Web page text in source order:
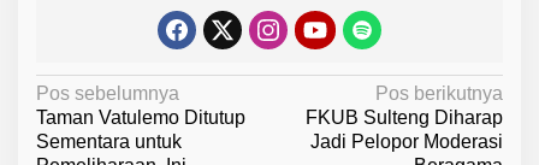
N
a
Pos sebelumnya
Taman Vatulemo Ditutup
Sementara untuk
Pos berikutnya
FKUB Sulteng Diharap
Jadi Pelopor Moderasi